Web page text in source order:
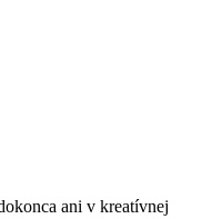
ani v kreatívnej